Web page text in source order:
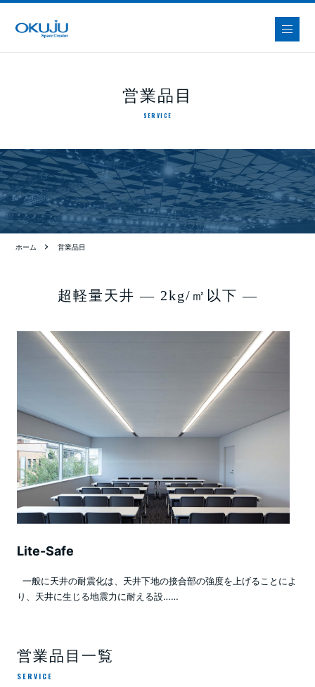
営業品目
SERVICE
ホーム 営業品目
超軽量天井 ― 2kg/㎡以下 ―
Lite-Safe
一般に天井の耐震化は、天井下地の接合部の強度を上げることによ
り、天井に生じる地震力に耐える設……
営業品目一覧
SERVICE